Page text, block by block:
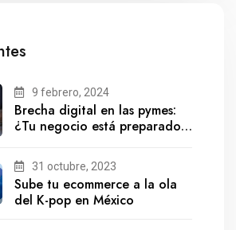
9 febrero, 2024
Brecha digital en las pymes:
¿Tu negocio está preparado
31 octubre, 2023
Sube tu ecommerce a la ola
del K-pop en México